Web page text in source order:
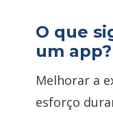
O que
um app?
Melhorar a
esforço